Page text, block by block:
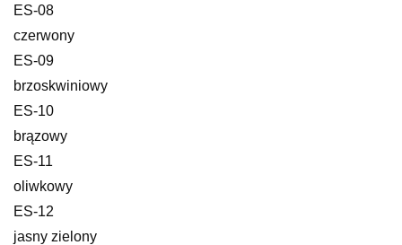
ES-08
czerwony
ES-09
brzoskwiniowy
ES-10
brązowy
ES-11
oliwkowy
ES-12
jasny zielony